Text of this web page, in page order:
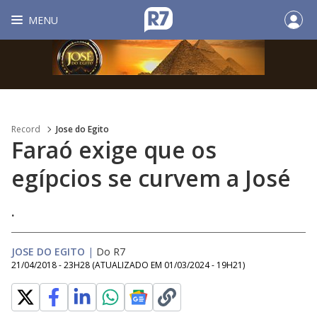
MENU
Record Jose do Egito
Faraó exige que os
egípcios se curvem a José
.
JOSE DO EGITO | Do R7
21/04/2018 - 23H28 (ATUALIZADO EM 01/03/2024 - 19H21)